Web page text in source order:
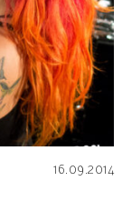
16.09.2014